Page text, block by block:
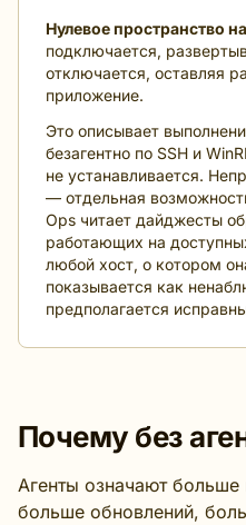
Нулевое пространство
подключается,
отключается, оставляя
приложение.
Это описывает
безагентно по SSH и
не устанавливается.
— отдельная
Ops читает дайджесты
работающих на
любой хост, о котором
показывается как
предполагается
Почему без
Агенты означают
больше обновлений,